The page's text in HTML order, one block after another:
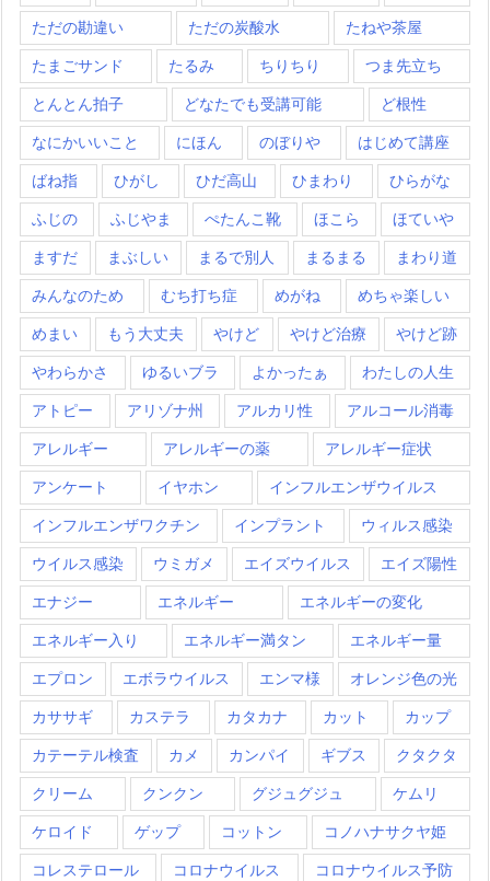
ただの勘違い ただの炭酸水 たねや茶屋
たまごサンド たるみ ちりちり つま先立ち
とんとん拍子 どなたでも受講可能 ど根性
なにかいいこと にほん のぼりや はじめて講座
ばね指 ひがし ひだ高山 ひまわり ひらがな
ふじの ふじやま ぺたんこ靴 ほこら ほていや
ますだ まぶしい まるで別人 まるまる まわり道
みんなのため むち打ち症 めがね めちゃ楽しい
めまい もう大丈夫 やけど やけど治療 やけど跡
やわらかさ ゆるいブラ よかったぁ わたしの人生
アトピー アリゾナ州 アルカリ性 アルコール消毒
アレルギー アレルギーの薬 アレルギー症状
アンケート イヤホン インフルエンザウイルス
インフルエンザワクチン インプラント ウィルス感染
ウイルス感染 ウミガメ エイズウイルス エイズ陽性
エナジー エネルギー エネルギーの変化
エネルギー入り エネルギー満タン エネルギー量
エプロン エボラウイルス エンマ様 オレンジ色の光
カササギ カステラ カタカナ カット カップ
カテーテル検査 カメ カンパイ ギブス クタクタ
クリーム クンクン グジュグジュ ケムリ
ケロイド ゲップ コットン コノハナサクヤ姫
コレステロール コロナウイルス コロナウイルス予防